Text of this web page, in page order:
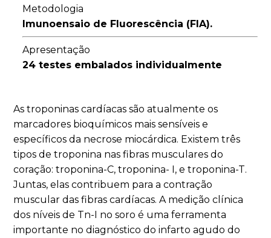
Metodologia
Imunoensaio de Fluorescência (FIA).
Apresentação
24 testes embalados individualmente
As troponinas cardíacas são atualmente os
marcadores bioquímicos mais sensíveis e
específicos da necrose miocárdica. Existem três
tipos de troponina nas fibras musculares do
coração: troponina-C, troponina- I, e troponina-T.
Juntas, elas contribuem para a contração
muscular das fibras cardíacas. A medição clínica
dos níveis de Tn-I no soro é uma ferramenta
importante no diagnóstico do infarto agudo do